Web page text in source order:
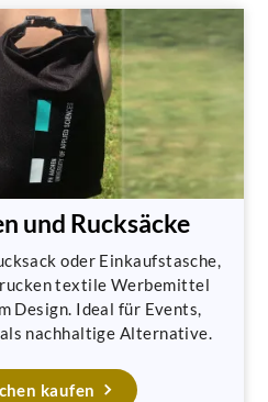
und Rucksäcke
oder Einkaufstasche,
textile Werbemittel
Design. Ideal für Events,
nachhaltige Alternative.
kaufen